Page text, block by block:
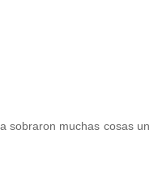
sobraron muchas cosas un